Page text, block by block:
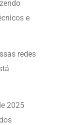
e
redes
2025